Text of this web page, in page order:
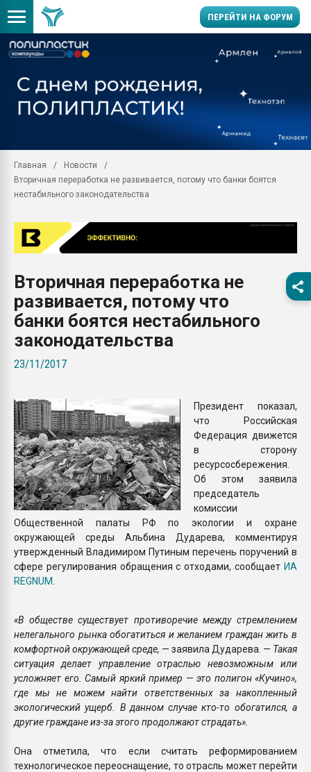
ПЕРЕЙТИ НА ФОРУМ
Вакуум-формовочные
28.07.2026
Всё, что касается
вакуумного
Продам отходы
поликарбоната и АБС-
Armaloy PC/ABS-1IM
Главная
Новости
Вторичная переработка не развивается, потому что банки боятся
нестабильного законодательства
Вторичная переработка не
развивается, потому что
банки боятся нестабильного
законодательства
23/11/2017
Президент показал,
что Российская
Федерация движется
в сторону
ресурсосбережения.
Об этом заявила
председатель
комиссии
Общественной палаты РФ по экологии и охране
окружающей среды Альбина Дударева, комментируя
утвержденный Владимиром Путиным перечень поручений в
сфере регулирования обращения с отходами, сообщает ИА
REGNUM
«В обществе существует противоречие между стремлением
нелегального рынка обогатиться и желанием граждан жить в
комфортной окружающей среде, — заявила Дударева. — Такая
ситуация делает управление отраслью невозможным или
усложняет его. Самый яркий пример — это полигон «Кучино»,
где мы не можем найти ответственных за накопленный
экологический ущерб. В данном случае кто-то обогатился, а
другие граждане из-за этого продолжают страдать».
Она отметила, что если считать реформированием
технологическое переоснащение, то отрасль может перейти